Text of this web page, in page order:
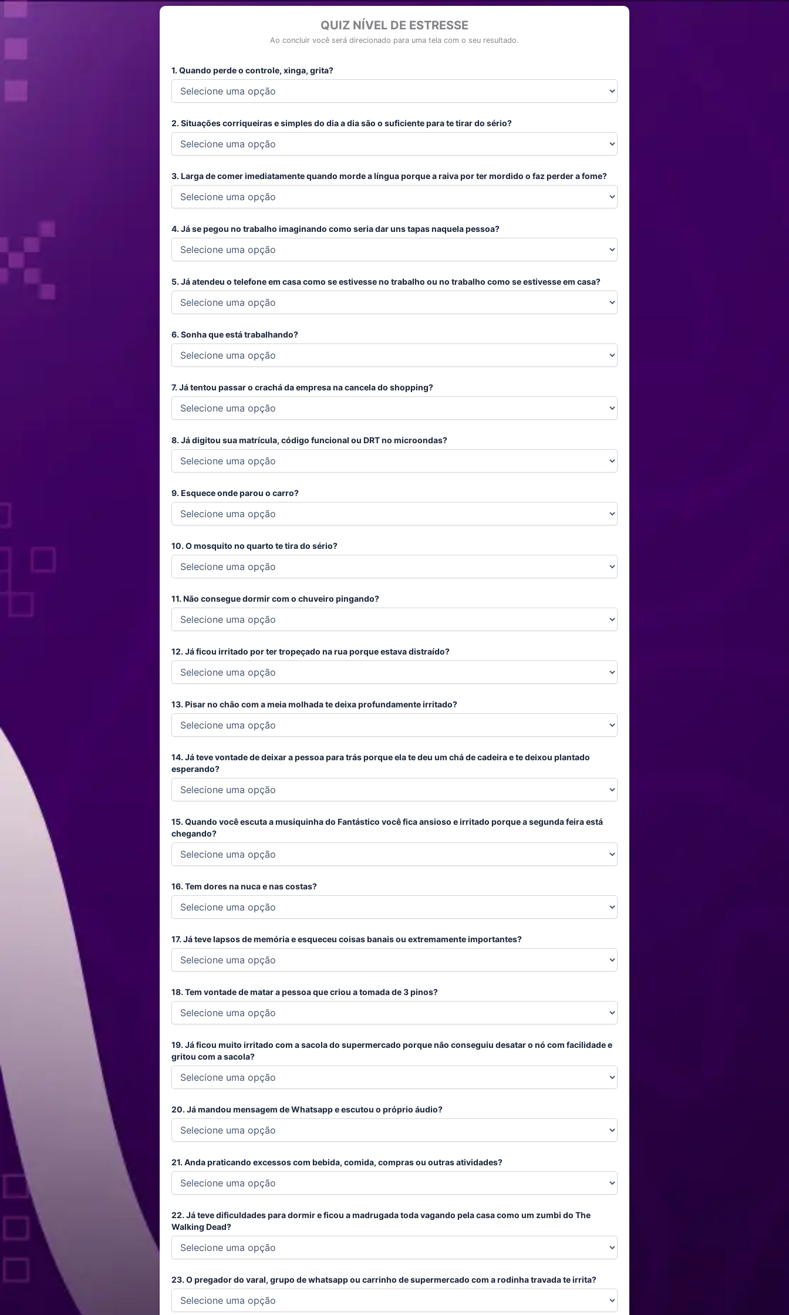
QUIZ NÍVEL DE ESTRESSE
Ao concluir você será direcionado para uma tela com o seu resultado.
1. Quando perde o controle, xinga, grita?
2. Situações corriqueiras e simples do dia a dia são o suficiente para te tirar do sério?
3. Larga de comer imediatamente quando morde a língua porque a raiva por ter mordido o faz perder a fome?
4. Já se pegou no trabalho imaginando como seria dar uns tapas naquela pessoa?
5. Já atendeu o telefone em casa como se estivesse no trabalho ou no trabalho como se estivesse em casa?
6. Sonha que está trabalhando?
7. Já tentou passar o crachá da empresa na cancela do shopping?
8. Já digitou sua matrícula, código funcional ou DRT no microondas?
9. Esquece onde parou o carro?
10. O mosquito no quarto te tira do sério?
11. Não consegue dormir com o chuveiro pingando?
12. Já ficou irritado por ter tropeçado na rua porque estava distraído?
13. Pisar no chão com a meia molhada te deixa profundamente irritado?
14. Já teve vontade de deixar a pessoa para trás porque ela te deu um chá de cadeira e te deixou plantado
esperando?
15. Quando você escuta a musiquinha do Fantástico você fica ansioso e irritado porque a segunda feira está
chegando?
16. Tem dores na nuca e nas costas?
17. Já teve lapsos de memória e esqueceu coisas banais ou extremamente importantes?
18. Tem vontade de matar a pessoa que criou a tomada de 3 pinos?
19. Já ficou muito irritado com a sacola do supermercado porque não conseguiu desatar o nó com facilidade e
gritou com a sacola?
20. Já mandou mensagem de Whatsapp e escutou o próprio áudio?
21. Anda praticando excessos com bebida, comida, compras ou outras atividades?
22. Já teve dificuldades para dormir e ficou a madrugada toda vagando pela casa como um zumbi do The
Walking Dead?
23. O pregador do varal, grupo de whatsapp ou carrinho de supermercado com a rodinha travada te irrita?